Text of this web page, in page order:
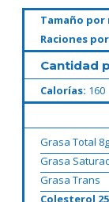
Tamaño por
Raciones
Cantidad
Calorías: 160
Grasa Total 8g
Grasa
Grasa Trans